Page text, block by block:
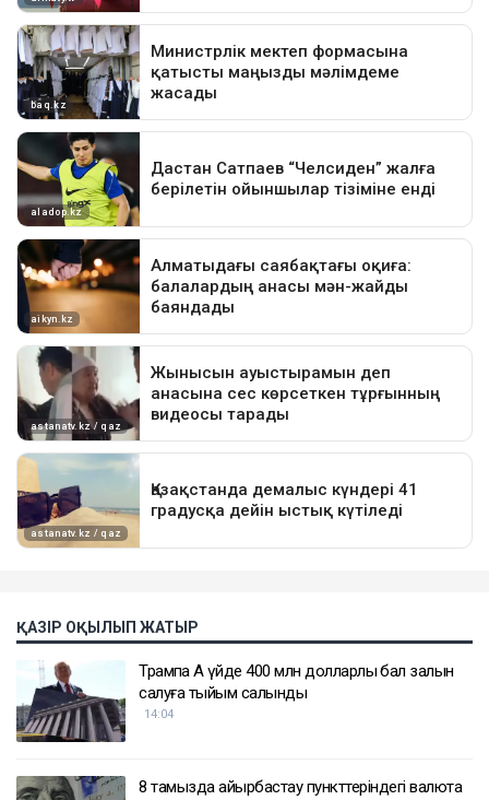
ҚАЗІР ОҚЫЛЫП ЖАТЫР
Трампқа Ақ үйде 400 млн долларлық бал залын
салуға тыйым салынды
14:04
8 тамызда айырбастау пункттеріндегі валюта